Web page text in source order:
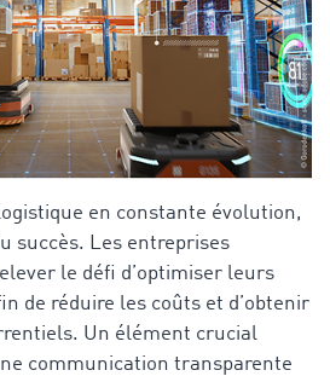
en constante évolution,
succès. Les entreprises
le défi d’optimiser leurs
de réduire les coûts et d’obtenir
Un élément crucial
communication transparente